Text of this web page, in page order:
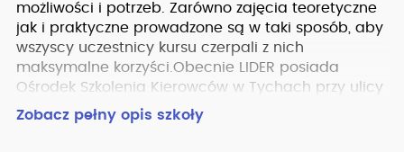
możliwości i potrzeb. Zarówno zajęcia teoretyczne
jak i praktyczne prowadzone są w taki sposób, aby
wszyscy uczestnicy kursu czerpali z nich
maksymalne korzyści.Obecnie LIDER posiada
Ośrodek Szkolenia Kierowców w Tychach przy ulicy
Niepodległości 188 (Tęcza - 1 piętro nad Stokrotką)
oraz w Łaziskach Górnych, Plac Ratuszowy 5 d.
Zobacz pełny opis szkoły